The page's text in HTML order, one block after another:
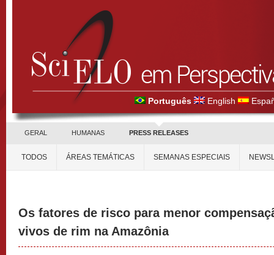
Português English
GERAL HUMANAS PRESS RELEASES
TODOS ÁREAS TEMÁTICAS SEMANAS ESPECIAIS
Os fatores de risco para menor
vivos de rim na Amazônia